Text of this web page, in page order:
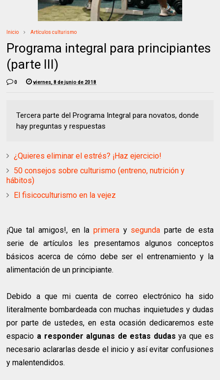
Inicio Artículos culturismo
Programa integral para principiantes
(parte III)
0 viernes, 8 de junio de 2018
Tercera parte del Programa Integral para novatos, donde
hay preguntas y respuestas
¿Quieres eliminar el estrés? ¡Haz ejercicio!
50 consejos sobre culturismo (entreno, nutrición y
hábitos)
El fisicoculturismo en la vejez
¡Que tal amigos!, en la primera y segunda parte de esta
serie de artículos les presentamos algunos conceptos
básicos acerca de cómo debe ser el entrenamiento y la
alimentación de un principiante.
Debido a que mi cuenta de correo electrónico ha sido
literalmente bombardeada con muchas inquietudes y dudas
por parte de ustedes, en esta ocasión dedicaremos este
espacio a responder algunas de estas dudasya que es
necesario aclararlas desde el inicio y así evitar confusiones
y malentendidos.